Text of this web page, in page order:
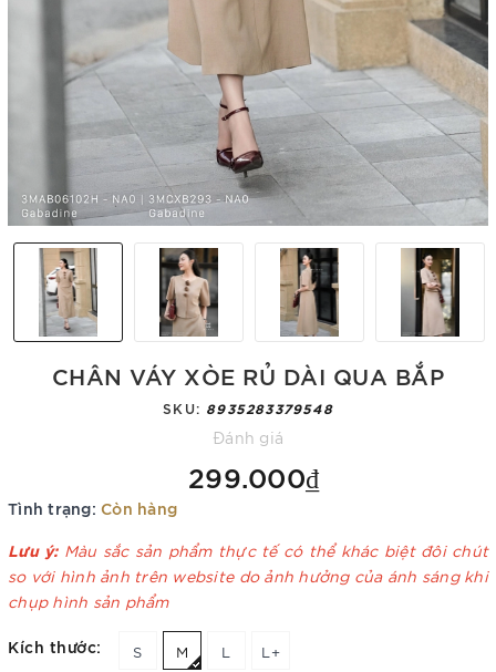
CHÂN VÁY XÒE RỦ DÀI QUA BẮP
SKU: 8935283379548
Đánh giá
299.000₫
Tình trạng: Còn hàng
Lưu ý: Màu sắc sản phẩm thực tế có thể khác biệt đôi chút
so với hình ảnh trên website do ảnh hưởng của ánh sáng khi
chụp hình sản phẩm
Kích thước: S M L L+